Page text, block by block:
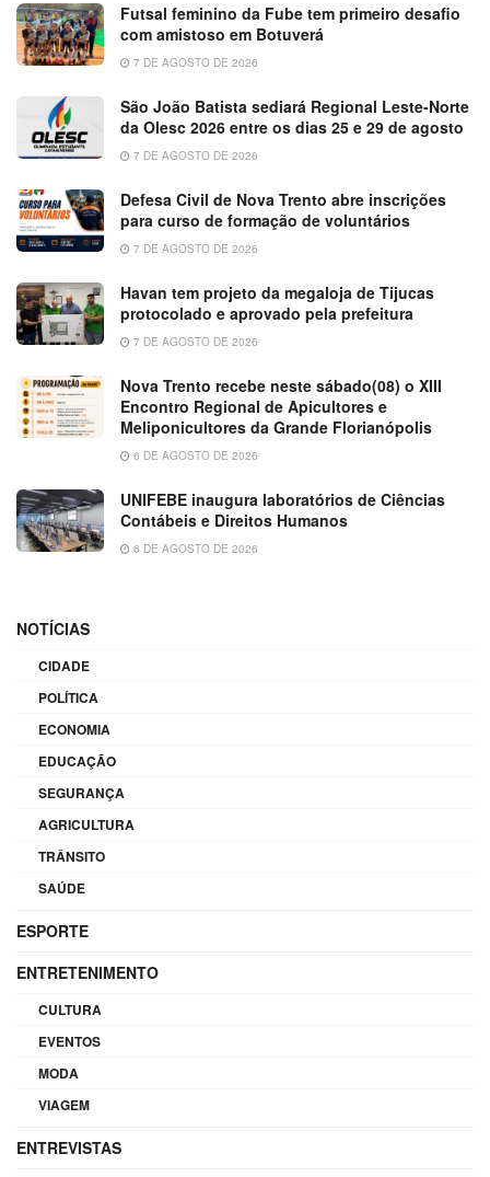
Futsal feminino da Fube tem primeiro desafio
com amistoso em Botuverá
7 DE AGOSTO DE 2026
São João Batista sediará Regional Leste-Norte
da Olesc 2026 entre os dias 25 e 29 de agosto
7 DE AGOSTO DE 2026
Defesa Civil de Nova Trento abre inscrições
para curso de formação de voluntários
7 DE AGOSTO DE 2026
Havan tem projeto da megaloja de Tijucas
protocolado e aprovado pela prefeitura
7 DE AGOSTO DE 2026
Nova Trento recebe neste sábado(08) o XIII
Encontro Regional de Apicultores e
Meliponicultores da Grande Florianópolis
6 DE AGOSTO DE 2026
UNIFEBE inaugura laboratórios de Ciências
Contábeis e Direitos Humanos
6 DE AGOSTO DE 2026
NOTÍCIAS
CIDADE
POLÍTICA
ECONOMIA
EDUCAÇÃO
SEGURANÇA
AGRICULTURA
TRÂNSITO
SAÚDE
ESPORTE
ENTRETENIMENTO
CULTURA
EVENTOS
MODA
VIAGEM
ENTREVISTAS